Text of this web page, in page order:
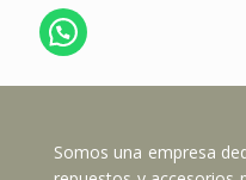
Somos una empresa